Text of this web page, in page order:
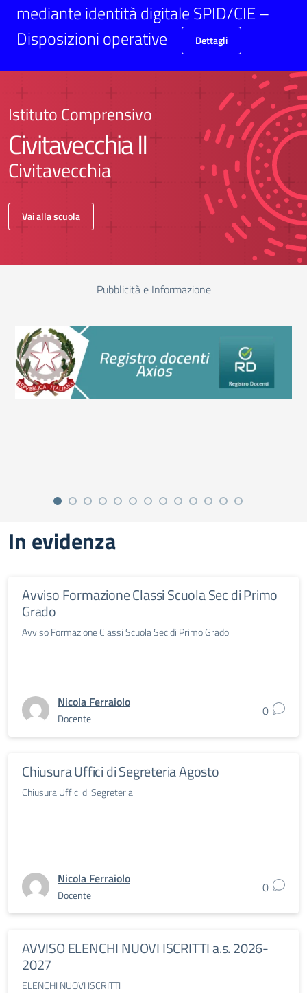
mediante identità digitale SPID/CIE –
Disposizioni operative
Dettagli
Istituto Comprensivo
Civitavecchia II
Civitavecchia
Vai alla scuola
Pubblicità e Informazione
In evidenza
Avviso Formazione Classi Scuola Sec di Primo
Grado
Avviso Formazione Classi Scuola Sec di Primo Grado
Nicola Ferraiolo
Docente 0
Chiusura Uffici di Segreteria Agosto
Chiusura Uffici di Segreteria
Nicola Ferraiolo
Docente 0
AVVISO ELENCHI NUOVI ISCRITTI a.s. 2026-
2027
ELENCHI NUOVI ISCRITTI